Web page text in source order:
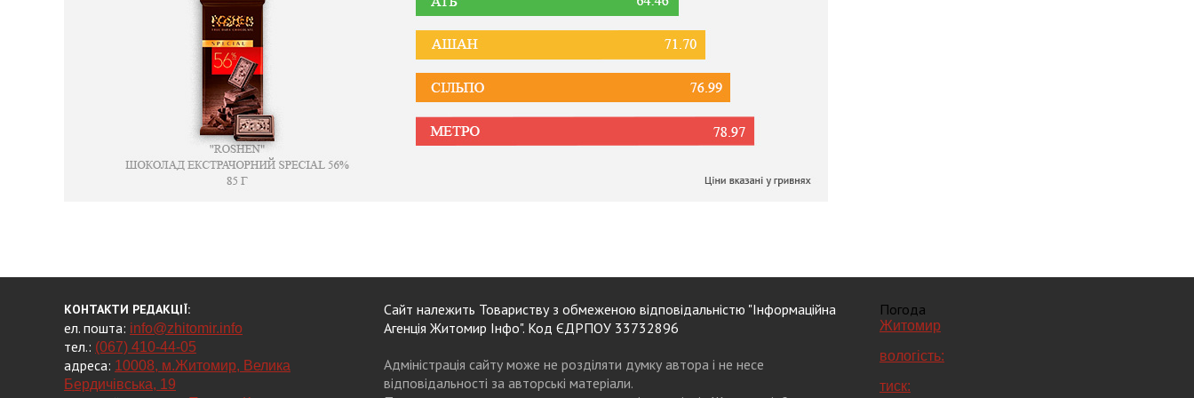
КОНТАКТИ РЕДАКЦІЇ:
ел. пошта: info@zhitomir.info
тел.: (067) 410-44-05
адреса: 10008, м.Житомир, Велика
Бердичівська, 19
Сайт належить Товариству з обмеженою відповідальністю "Інформаційна
Агенція Житомир Інфо". Код ЄДРПОУ 33732896
Адміністрація сайту може не розділяти думку автора і не несе
відповідальності за авторські матеріали.
Погода
Житомир
вологість:
тиск: